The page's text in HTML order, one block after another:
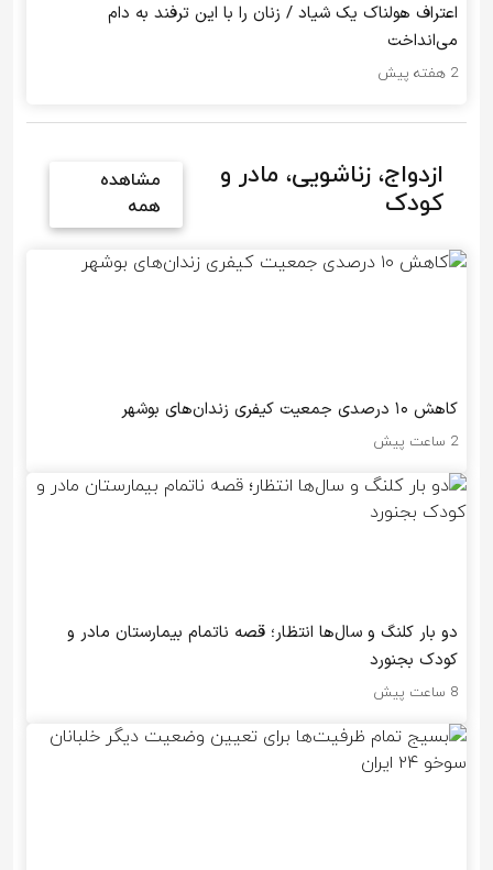
اعتراف هولناک یک شیاد / زنان را با این ترفند به دام
می‌انداخت
2 هفته پیش
ازدواج، زناشویی، مادر و
کودک
مشاهده
همه
کاهش ۱۰ درصدی جمعیت کیفری زندان‌های بوشهر
2 ساعت پیش
دو بار کلنگ و سال‌ها انتظار؛ قصه ناتمام بیمارستان مادر و
کودک بجنورد
8 ساعت پیش